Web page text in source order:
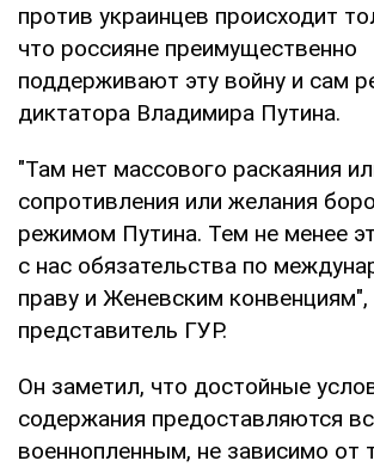
против украинцев происходит
что россияне преимущественно
поддерживают эту войну и сам
диктатора Владимира Путина.
"Там нет массового раскаяния
сопротивления или желания
режимом Путина. Тем не менее
с нас обязательства по
праву и Женевским конвенциям",
представитель ГУР.
Он заметил, что достойные
содержания предоставляются
военнопленным, не зависимо от